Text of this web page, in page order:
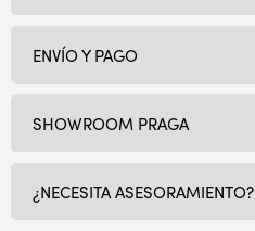
SHOWROOM PRAGA
¿NECESITA ASESORAMIENTO?
ENVÍO Y PAGO